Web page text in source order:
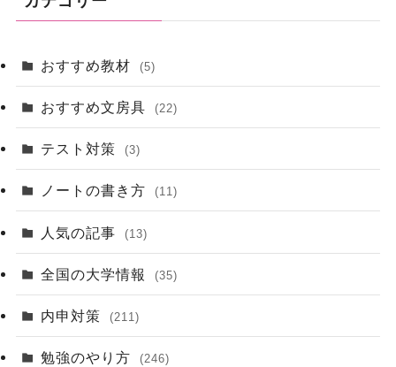
おすすめ教材 (5)
おすすめ文房具 (22)
テスト対策 (3)
ノートの書き方 (11)
人気の記事 (13)
全国の大学情報 (35)
内申対策 (211)
勉強のやり方 (246)